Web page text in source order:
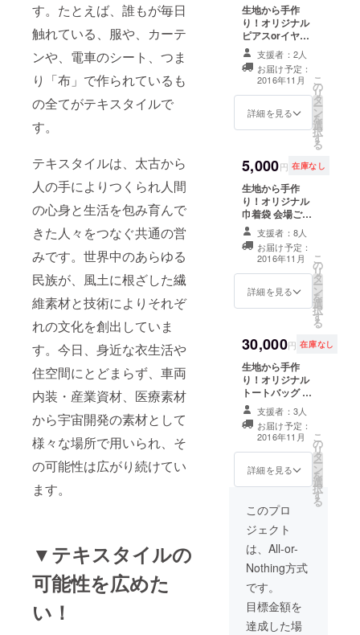
す。たとえば、誰もが毎日
触れている、服や、カーテ
ンや、電車のシート、つま
り「布」で作られているも
の全てがテキスタイルで
す。
テキスタイルは、太古から
人の手によりつくられ人間
の心身と生活を包み育んで
きた人々をつなぐ共通の営
みです。世界中のあらゆる
民族が、風土に根ざした繊
維素材と技術によりそれぞ
れの文化を創出していま
す。今日、身近な衣生活や
住空間にとどまらず、車両
内装・産業資材、医療素材
から宇宙開発の素材として
様々な場所で用いられ、そ
の可能性は広がり続けてい
ます。
▼テキスタイルの
可能性を広めた
い！
生地から手作
り！オリジナル
ピアスorイヤリ
ング 会場ご招待
チケット１枚
（日時希望可
能） 会場にて配
布するパンフ
レットへの名前
掲載 （ご希望で
支援者：2人
お届け予定：
2016年11月
詳細を見る
こ
の
リ
タ
ー
ン
を
選
択
す
る
5,000円 在庫なし
生地から手作
り！オリジナル
巾着袋 会場ご招
待チケット１枚
（日時希望可
能） 会場にて配
布するパンフ
レットへの名前
掲載 （ご希望で
支援者：8人
お届け予定：
2016年11月
詳細を見る
こ
の
リ
タ
ー
ン
を
選
択
す
る
30,000円 在庫なし
生地から手作
り！オリジナル
トートバッグ 会
場ご招待チケッ
ト１枚 （日時希
望可能） 会場に
て配布するパン
フレットへの名
前掲載 （ご希望
ん。）
支援者：3人
お届け予定：
2016年11月
詳細を見る
こ
の
リ
タ
ー
ン
を
選
択
す
る
このプロ
ジェクト
は、All-or-
Nothing方式
です。
目標金額を
達成した場